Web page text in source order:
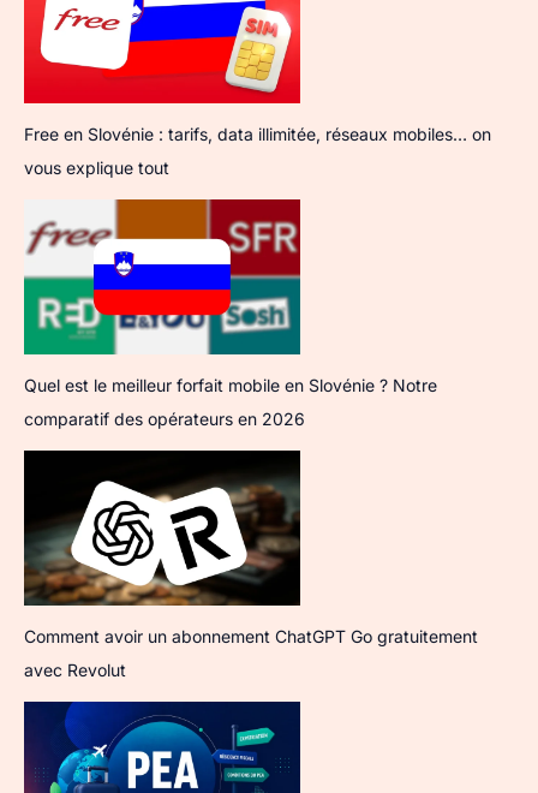
Free en Slovénie : tarifs, data illimitée, réseaux mobiles… on
vous explique tout
Quel est le meilleur forfait mobile en Slovénie ? Notre
comparatif des opérateurs en 2026
Comment avoir un abonnement ChatGPT Go gratuitement
avec Revolut